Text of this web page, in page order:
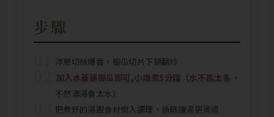
步驟
洋蔥切絲爆香，櫛瓜切片下鍋翻炒
加入水蓋過櫛瓜即可,小燉煮5分鐘（水不能太多 ，
不然濃湯會太水）
把煮好的湯跟食材倒入調理，過篩讓湯更滑順